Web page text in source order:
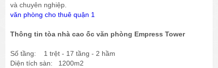
và chuyên nghiệp.
văn phòng cho thuê quận 1
Thông tin tòa nhà cao ốc văn phòng Empress Tower
Số tầng: 1 trệt - 17 tầng - 2 hầm
Diện tích sàn: 1200m2